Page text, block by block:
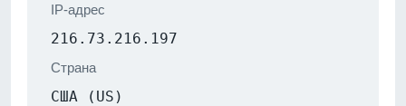
IP-адрес
216.73.216.197
Страна
США (US)